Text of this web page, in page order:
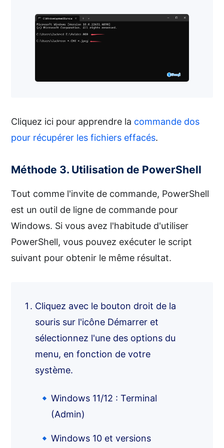
Cliquez ici pour apprendre la commande dos
pour récupérer les fichiers effacés.
Méthode 3. Utilisation de PowerShell
Tout comme l'invite de commande, PowerShell
est un outil de ligne de commande pour
Windows. Si vous avez l'habitude d'utiliser
PowerShell, vous pouvez exécuter le script
suivant pour obtenir le même résultat.
Cliquez avec le bouton droit de la
souris sur l'icône Démarrer et
sélectionnez l'une des options du
menu, en fonction de votre
système.
Windows 11/12 : Terminal
(Admin)
Windows 10 et versions